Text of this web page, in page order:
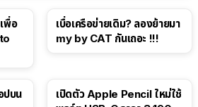
พื่อ
เบื่อเครือข่ายเดิม? ลองย้ายมา
my by CAT กันเถอะ !!!
ปบน
เปิดตัว Apple Pencil ใหม่ใช้